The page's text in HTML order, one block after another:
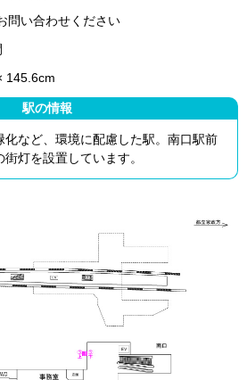
問い合わせください
145.6cm
駅の情報
化など、環境に配慮した駅。南口駅前
灯を設置しています。